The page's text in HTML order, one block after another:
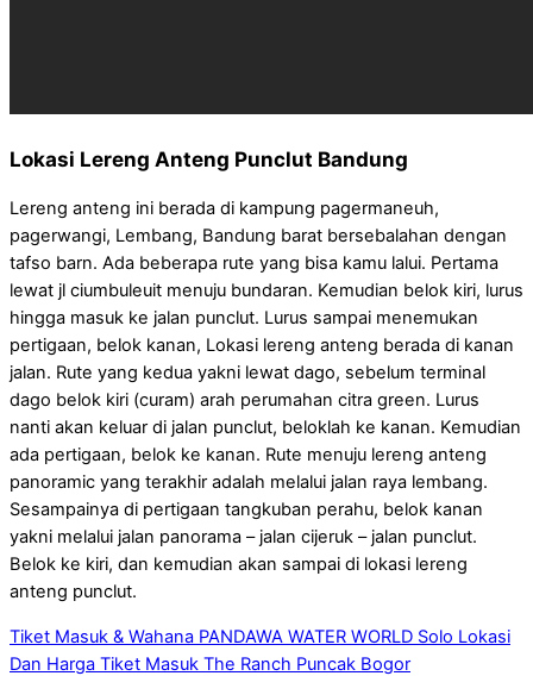
Lokasi Lereng Anteng Punclut Bandung
Lereng anteng ini berada di kampung pagermaneuh,
pagerwangi, Lembang, Bandung barat bersebalahan dengan
tafso barn. Ada beberapa rute yang bisa kamu lalui. Pertama
lewat jl ciumbuleuit menuju bundaran. Kemudian belok kiri, lurus
hingga masuk ke jalan punclut. Lurus sampai menemukan
pertigaan, belok kanan, Lokasi lereng anteng berada di kanan
jalan. Rute yang kedua yakni lewat dago, sebelum terminal
dago belok kiri (curam) arah perumahan citra green. Lurus
nanti akan keluar di jalan punclut, beloklah ke kanan. Kemudian
ada pertigaan, belok ke kanan. Rute menuju lereng anteng
panoramic yang terakhir adalah melalui jalan raya lembang.
Sesampainya di pertigaan tangkuban perahu, belok kanan
yakni melalui jalan panorama – jalan cijeruk – jalan punclut.
Belok ke kiri, dan kemudian akan sampai di lokasi lereng
anteng punclut.
Tiket Masuk & Wahana PANDAWA WATER WORLD Solo Lokasi
Dan Harga Tiket Masuk The Ranch Puncak Bogor